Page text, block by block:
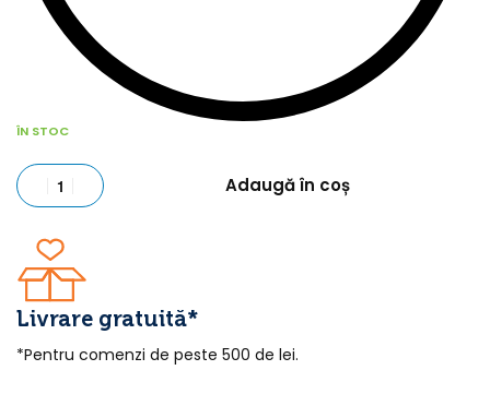
ÎN STOC
Adaugă în coș
Livrare gratuită*
*Pentru comenzi de peste 500 de lei.